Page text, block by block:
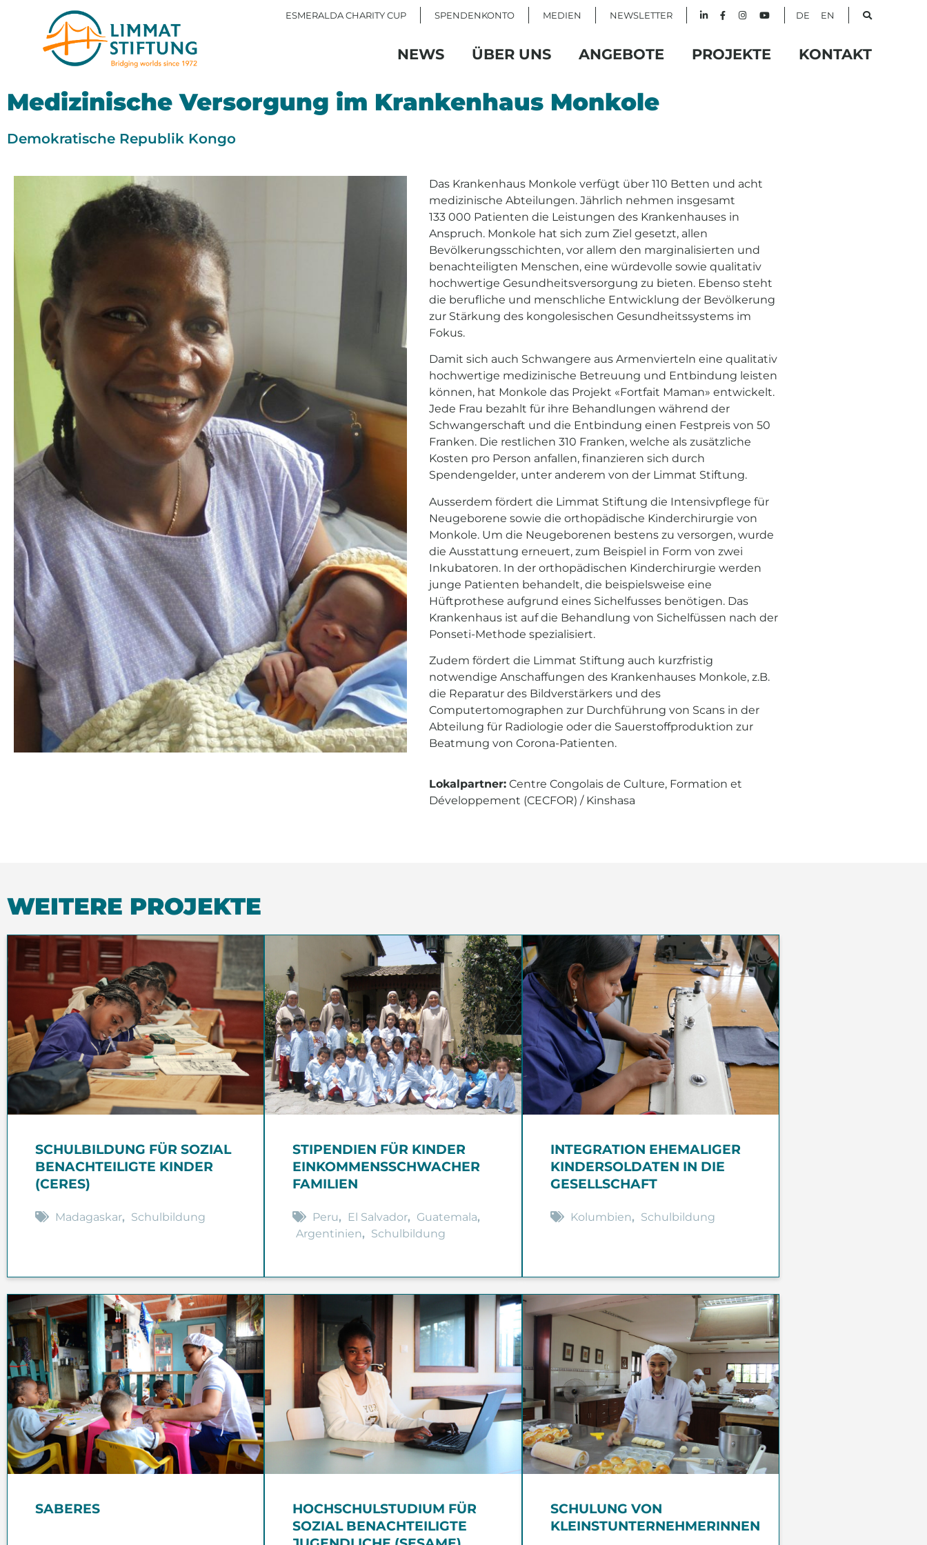
ESMERALDA CHARITY CUP SPENDENKONTO MEDIEN NEWSLETTER DE EN
NEWS ÜBER UNS ANGEBOTE PROJEKTE KONTAKT
Medizinische Versorgung im Krankenhaus Monkole
Demokratische Republik Kongo
Das Krankenhaus Monkole verfügt über 110 Betten und acht
medizinische Abteilungen. Jährlich nehmen insgesamt
133 000 Patienten die Leistungen des Krankenhauses in
Anspruch. Monkole hat sich zum Ziel gesetzt, allen
Bevölkerungsschichten, vor allem den marginalisierten und
benachteiligten Menschen, eine würdevolle sowie qualitativ
hochwertige Gesundheitsversorgung zu bieten. Ebenso steht
die berufliche und menschliche Entwicklung der Bevölkerung
zur Stärkung des kongolesischen Gesundheitssystems im
Fokus.
Damit sich auch Schwangere aus Armenvierteln eine qualitativ
hochwertige medizinische Betreuung und Entbindung leisten
können, hat Monkole das Projekt «Fortfait Maman» entwickelt.
Jede Frau bezahlt für ihre Behandlungen während der
Schwangerschaft und die Entbindung einen Festpreis von 50
Franken. Die restlichen 310 Franken, welche als zusätzliche
Kosten pro Person anfallen, finanzieren sich durch
Spendengelder, unter anderem von der Limmat Stiftung.
Ausserdem fördert die Limmat Stiftung die Intensivpflege für
Neugeborene sowie die orthopädische Kinderchirurgie von
Monkole. Um die Neugeborenen bestens zu versorgen, wurde
die Ausstattung erneuert, zum Beispiel in Form von zwei
Inkubatoren. In der orthopädischen Kinderchirurgie werden
junge Patienten behandelt, die beispielsweise eine
Hüftprothese aufgrund eines Sichelfusses benötigen. Das
Krankenhaus ist auf die Behandlung von Sichelfüssen nach der
Ponseti-Methode spezialisiert.
Zudem fördert die Limmat Stiftung auch kurzfristig
notwendige Anschaffungen des Krankenhauses Monkole, z.B.
die Reparatur des Bildverstärkers und des
Computertomographen zur Durchführung von Scans in der
Abteilung für Radiologie oder die Sauerstoffproduktion zur
Beatmung von Corona-Patienten.
Lokalpartner: Centre Congolais de Culture, Formation et
Développement (CECFOR) / Kinshasa
WEITERE PROJEKTE
SCHULBILDUNG FÜR SOZIAL
BENACHTEILIGTE KINDER
(CERES)
Madagaskar, Schulbildung
STIPENDIEN FÜR KINDER
EINKOMMENSSCHWACHER
FAMILIEN
Peru, El Salvador, Guatemala,
Argentinien, Schulbildung
INTEGRATION EHEMALIGER
KINDERSOLDATEN IN DIE
GESELLSCHAFT
Kolumbien, Schulbildung
SABERES
HOCHSCHULSTUDIUM FÜR
SOZIAL BENACHTEILIGTE
SCHULUNG VON
KLEINSTUNTERNEHMERINNEN